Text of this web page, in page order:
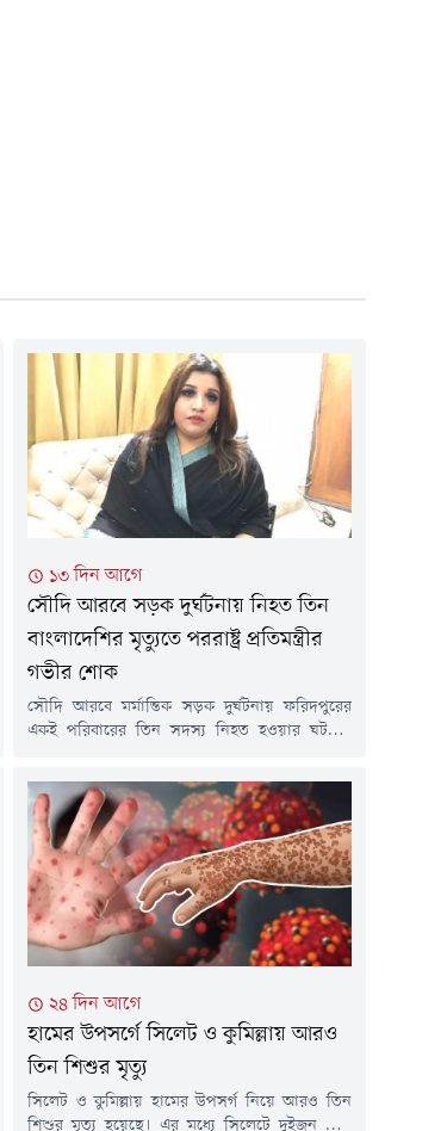
১৩ দিন আগে
সৌদি আরবে সড়ক দুর্ঘটনায় নিহত তিন
বাংলাদেশির মৃত্যুতে পররাষ্ট্র প্রতিমন্ত্রীর
গভীর শোক
সৌদি আরবে মর্মান্তিক সড়ক দুর্ঘটনায় ফরিদপুরের
একই পরিবারের তিন সদস্য নিহত হওয়ার ঘটনায়
শামা ওবায়েদ ইসলাম।শুক্রবার এক শোকবার্তায় তিনি
নিহতদের রুহের মাগফিরাত কামনা করেন এবং
শোকসন্তপ্ত পরিবারের সদস্যদের প্রতি গভীর সমবেদনা
জানান। একই সাথে এই শোক সইবার শক্তি ও ধৈর্য
দানের জন্য...
২৪ দিন আগে
হামের উপসর্গে সিলেট ও কুমিল্লায় আরও
তিন শিশুর মৃত্যু
সিলেট ও কুমিল্লায় হামের উপসর্গ নিয়ে আরও তিন
শিশুর মৃত্যু হয়েছে। এর মধ্যে সিলেটে দুইজন এবং